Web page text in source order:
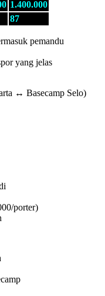
1.400.000
87
pemandu
yang jelas
↔ Basecamp Selo)
porter)